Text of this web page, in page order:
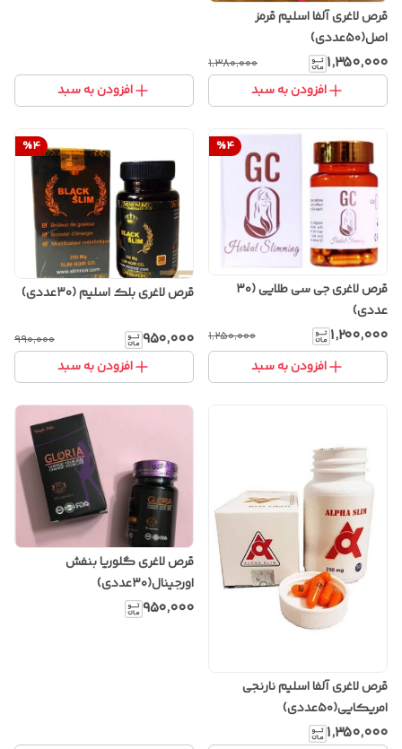
قرص لاغری آلفا اسلیم قرمز
اصل(۵۰عددی)
۱٬۳۵۰٬۰۰۰ ۱٬۳۸۰٬۰۰۰
افزودن به سبد افزودن به سبد
%4
قرص لاغری جی سی طلایی (۳۰
عددی)
۱٬۲۰۰٬۰۰۰ ۱٬۲۵۰٬۰۰۰
افزودن به سبد
%4
قرص لاغری بلک اسلیم (۳۰عددی)
۹۵۰٬۰۰۰ ۹۹۰٬۰۰۰
افزودن به سبد
قرص لاغری آلفا اسلیم نارنجی
امریکایی(۵۰عددی)
۱٬۳۵۰٬۰۰۰
قرص لاغری گلوریا بنفش
اورجینال(۳۰عددی)
۹۵۰٬۰۰۰